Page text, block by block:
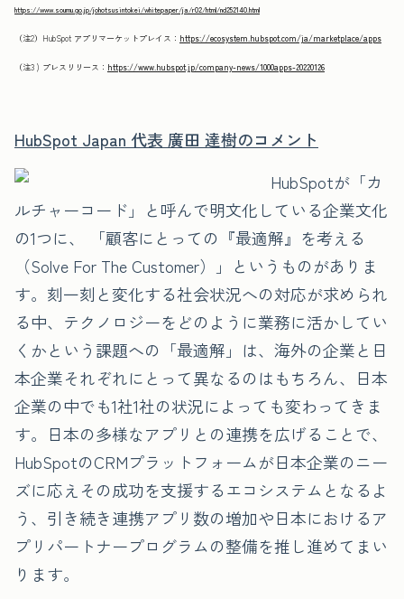
https://www.soumu.go.jp/johotsusintokei/whitepaper/ja/r02/html/nd252140.html
（注2）HubSpot アプリマーケットプレイス： https://ecosystem.hubspot.com/ja/marketplace/apps
（注3 ) プレスリリース： https://www.hubspot.jp/company-news/1000apps-20220126
HubSpot Japan 代表 廣田 達樹のコメント
HubSpotが「カ
ルチャーコード」と呼んで明文化している企業文化
の1つに、 「顧客にとっての『最適解』を考える
（Solve For The Customer）」というものがありま
す。刻一刻と変化する社会状況への対応が求められ
る中、テクノロジーをどのように業務に活かしてい
くかという課題への「最適解」は、海外の企業と日
本企業それぞれにとって異なるのはもちろん、日本
企業の中でも1社1社の状況によっても変わってきま
す。日本の多様なアプリとの連携を広げることで、
HubSpotのCRMプラットフォームが日本企業のニー
ズに応えその成功を支援するエコシステムとなるよ
う、引き続き連携アプリ数の増加や日本におけるア
プリパートナープログラムの整備を推し進めてまい
ります。